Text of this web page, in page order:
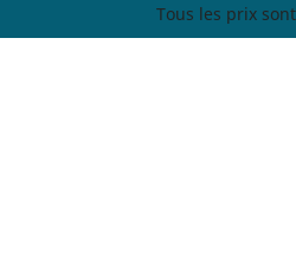
Tous les prix